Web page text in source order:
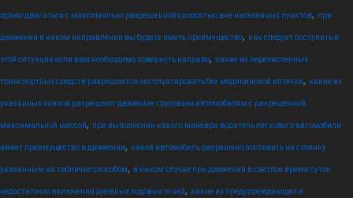
право двигаться с максимально разрешенной скоростью вне населенных пунктов, при
движении в каком направлении вы будете иметь преимущество, как следует поступить в
этой ситуации если вам необходимо повернуть направо, какие из перечисленных
транспортных средств разрешается эксплуатировать без медицинской аптечки, какие из
указанных знаков разрешают движение грузовым автомобилям с разрешенной
максимальной массой, при выполнении какого маневра водитель легкового автомобиля
имеет преимущество в движении, какой автомобиль разрешено поставить на стоянку
указанным на табличке способом, в каком случае при движении в светлое время суток
недостаточно включения дневных ходовых огней, какие из предупреждающих и